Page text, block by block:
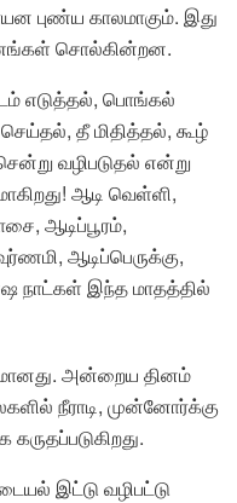
புண்ய காலமாகும். இது
சொல்கின்றன.
எடுத்தல், பொங்கல்
தீ மிதித்தல், கூழ்
வழிபடுதல் என்று
ஆடி வெள்ளி,
ஆடிப்பூரம்,
ஆடிப்பெருக்கு,
நாட்கள் இந்த மாதத்தில்
அன்றைய தினம்
நீராடி, முன்னோர்க்கு
கருதப்படுகிறது.
இட்டு வழிபட்டு